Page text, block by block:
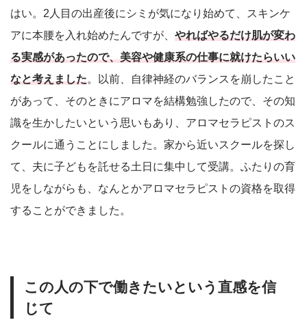
はい。2人目の出産後にシミが気になり始めて、スキンケ
アに本腰を入れ始めたんですが、 やればやるだけ肌が変わ
る実感があったので、美容や健康系の仕事に就けたらいい
なと考えました。以前、自律神経のバランスを崩したこと
があって、そのときにアロマを結構勉強したので、その知
識を生かしたいという思いもあり、アロマセラピストのス
クールに通うことにしました。家から近いスクールを探し
て、夫に子どもを託せる土日に集中して受講。ふたりの育
児をしながらも、なんとかアロマセラピストの資格を取得
することができました。
この人の下で働きたいという直感を信
じて